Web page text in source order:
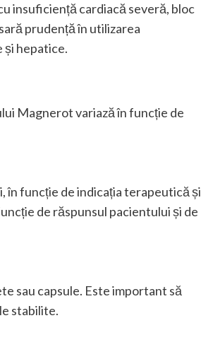
insuficiență cardiacă severă, bloc
prudență în utilizarea
și hepatice.
Magnerot variază în funcție de
în funcție de indicația terapeutică și
de răspunsul pacientului și de
sau capsule. Este important să
stabilite.